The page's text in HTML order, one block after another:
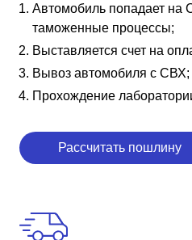
Автомобиль попадает на
таможенные процессы;
Выставляется счет на
Вывоз автомобиля с СВХ;
Прохождение
Рассчитать пошлину